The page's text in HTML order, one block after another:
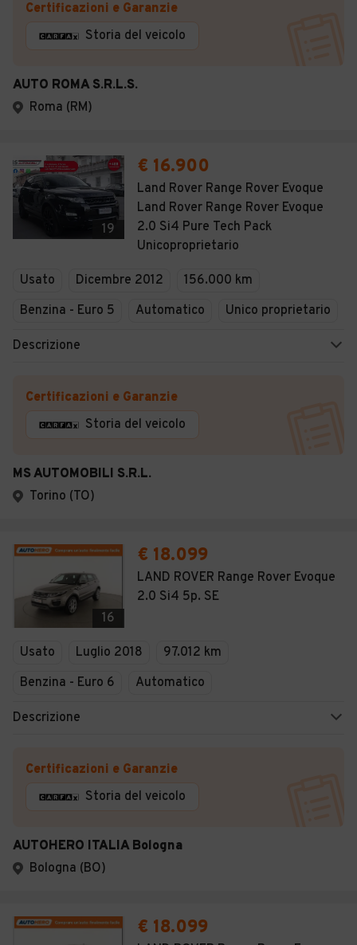
Certificazioni e Garanzie
Storia del veicolo
AUTO ROMA S.R.L.S.
Roma (RM)
19
€ 16.900
Land Rover Range Rover Evoque
Land Rover Range Rover Evoque
2.0 Si4 Pure Tech Pack
Unicoproprietario
Usato Dicembre 2012
156.000 km
Benzina - Euro 5
Automatico Unico proprietario
Descrizione
Certificazioni e Garanzie
Storia del veicolo
MS AUTOMOBILI S.R.L.
Torino (TO)
16
€ 18.099
LAND ROVER Range Rover Evoque
2.0 Si4 5p. SE
Usato Luglio 2018
97.012 km
Benzina - Euro 6
Automatico
Descrizione
Certificazioni e Garanzie
Storia del veicolo
AUTOHERO ITALIA Bologna
Bologna (BO)
€ 18.099